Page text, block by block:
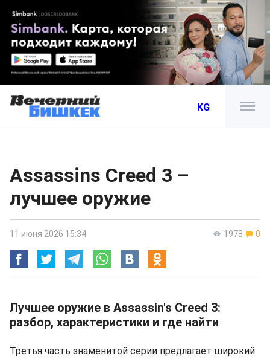
KG
Assassins Creed 3 –
лучшее оружие
1978 0
11 июня 2026 15:34
Лучшее оружие в Assassin's Creed 3:
разбор, характеристики и где найти
Третья часть знаменитой серии предлагает широкий